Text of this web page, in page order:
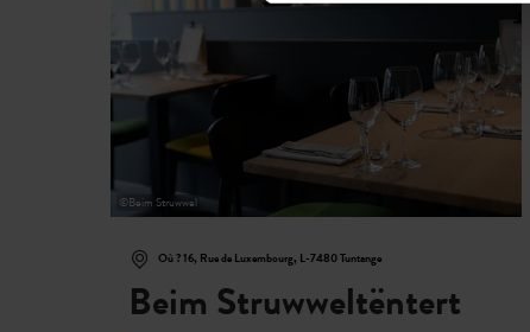
©Beim Struwwel
Où ? 16, Rue de Luxembourg, L-7480 Tuntange
Beim Struwweltëntert